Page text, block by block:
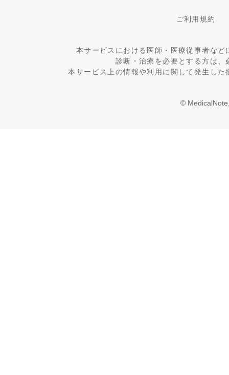
ご利用規約
本サービスにおける医師・医療従事者な
診断・治療を必要とする方は
本サービス上の情報や利用に関して発生し
©